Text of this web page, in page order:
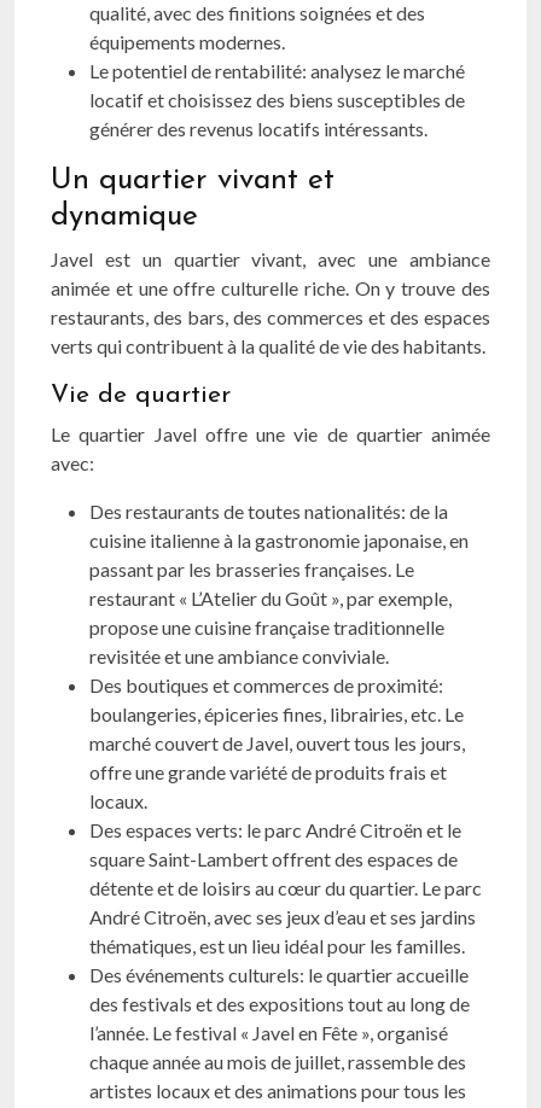
qualité, avec des finitions soignées et des
équipements modernes.
Le potentiel de rentabilité: analysez le marché
locatif et choisissez des biens susceptibles de
générer des revenus locatifs intéressants.
Un quartier vivant et
dynamique
Javel est un quartier vivant, avec une ambiance
animée et une offre culturelle riche. On y trouve des
restaurants, des bars, des commerces et des espaces
verts qui contribuent à la qualité de vie des habitants.
Vie de quartier
Le quartier Javel offre une vie de quartier animée
avec:
Des restaurants de toutes nationalités: de la
cuisine italienne à la gastronomie japonaise, en
passant par les brasseries françaises. Le
restaurant « L’Atelier du Goût », par exemple,
propose une cuisine française traditionnelle
revisitée et une ambiance conviviale.
Des boutiques et commerces de proximité:
boulangeries, épiceries fines, librairies, etc. Le
marché couvert de Javel, ouvert tous les jours,
offre une grande variété de produits frais et
locaux.
Des espaces verts: le parc André Citroën et le
square Saint-Lambert offrent des espaces de
détente et de loisirs au cœur du quartier. Le parc
André Citroën, avec ses jeux d’eau et ses jardins
thématiques, est un lieu idéal pour les familles.
Des événements culturels: le quartier accueille
des festivals et des expositions tout au long de
l’année. Le festival « Javel en Fête », organisé
chaque année au mois de juillet, rassemble des
artistes locaux et des animations pour tous les